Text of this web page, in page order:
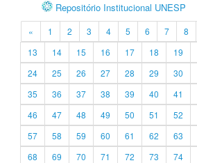
Repositório Institucional UNESP
« 1 2 3 4 5 6 7 8
13
14 15 16 17 18 19
24
25 26 27 28 29 30
35
36 37 38 39 40 41
46
47 48 49 50 51 52
57
58 59 60 61 62 63
68
69 70 71 72 73 74